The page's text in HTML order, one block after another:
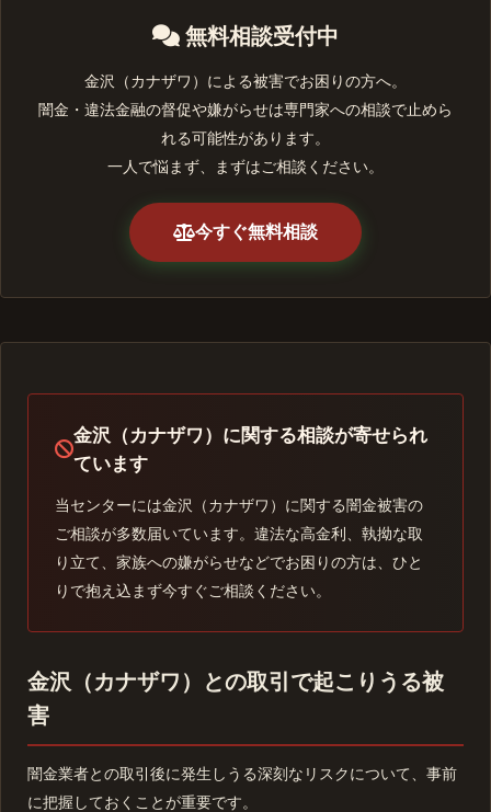
無料相談受付中
金沢（カナザワ）による被害でお困りの方へ。
闇金・違法金融の督促や嫌がらせは専門家への相談で止めら
れる可能性があります。
一人で悩まず、まずはご相談ください。
今すぐ無料相談
金沢（カナザワ）に関する相談が寄せられ
ています
当センターには金沢（カナザワ）に関する闇金被害の
ご相談が多数届いています。違法な高金利、執拗な取
り立て、家族への嫌がらせなどでお困りの方は、ひと
りで抱え込まず今すぐご相談ください。
金沢（カナザワ）との取引で起こりうる被
害
闇金業者との取引後に発生しうる深刻なリスクについて、事前
に把握しておくことが重要です。